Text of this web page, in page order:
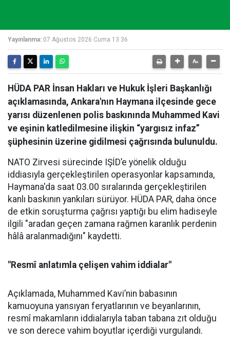
Yayınlanma: 07 Ağustos 2026 Cuma 13:36
HÜDA PAR İnsan Hakları ve Hukuk İşleri Başkanlığı
açıklamasında, Ankara'nın Haymana ilçesinde gece
yarısı düzenlenen polis baskınında Muhammed Kavi
ve eşinin katledilmesine ilişkin “yargısız infaz”
şüphesinin üzerine gidilmesi çağrısında bulunuldu.
NATO Zirvesi sürecinde IŞİD’e yönelik olduğu
iddiasıyla gerçekleştirilen operasyonlar kapsamında,
Haymana'da saat 03.00 sıralarında gerçekleştirilen
kanlı baskının yankıları sürüyor. HÜDA PAR, daha önce
de etkin soruşturma çağrısı yaptığı bu elim hadiseyle
ilgili "aradan geçen zamana rağmen karanlık perdenin
hâlâ aralanmadığını" kaydetti.
"Resmî anlatımla çelişen vahim iddialar"
Açıklamada, Muhammed Kavi’nin babasının
kamuoyuna yansıyan feryatlarının ve beyanlarının,
resmî makamların iddialarıyla taban tabana zıt olduğu
ve son derece vahim boyutlar içerdiği vurgulandı.